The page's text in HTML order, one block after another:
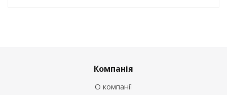
Компанія
О компанії